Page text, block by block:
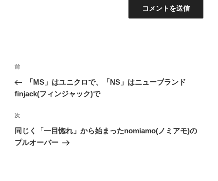
投
ナ
ゲ
ー
シ
前
の
投
前
「MS」はユニクロで、「NS」はニューブランド
finjack(フィンジャック)で
次
の
投
次
同じく「一目惚れ」から始まったnomiamo(ノミアモ)の
プルオーバー